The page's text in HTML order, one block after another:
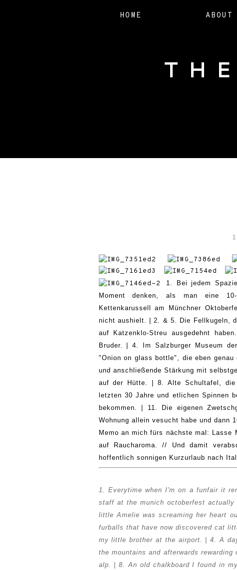
HOME ABOUT
1. Bei jedem
Moment denken, als man eine
Kettenkarussellam Münchner O
nicht aushielt.
| 2. & 5. Die Fellkugeln, d
auf Katzenklo-Streu ausgedehnt haben
Bruder. | 4. Im Salzburger Museum
"Onion on glass bottle" , die eben genau
und anschließende Stärkung mit
auf der Hütte. | 8. Alte Schultafel,
letzten 30 Jahre und etlichen Spinnen
bekommen. | 11. Die eigenen
Wohnung allein vesucht habe und dann
Memo an mich fürs nächste mal: Lasse
auf Raucharoma.
// Und damit
hoffentlich sonnigen Kurzurlaub nach
1. Everytime when I'm on a funfair it
staff at the munich octoberfest actually
little Amelie was screaming her heart
furballs that have now discovered cat
my little brother at the airport. | 4. A
the mountainsand afterwards rewarding
alp. | 8. An old chalkboard I found in my